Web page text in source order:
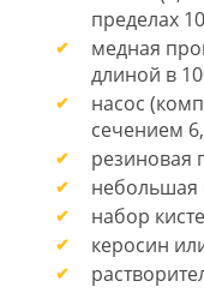
пределах
медная
длиной в
насос
сечением
резиновая
небольшая
набор
керосин